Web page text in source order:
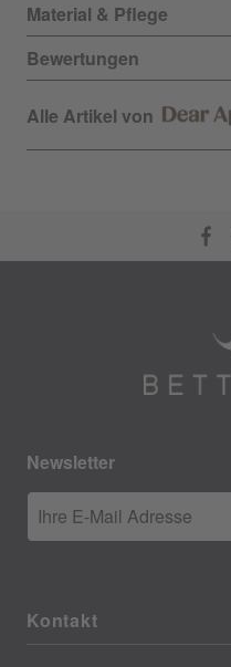
Material & Pflege
Bewertungen
Alle Artikel von
Newsletter
Ihre E-Mail Adresse
Kontakt